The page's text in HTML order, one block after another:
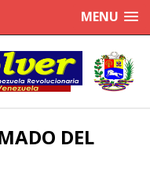
MENU
DEL